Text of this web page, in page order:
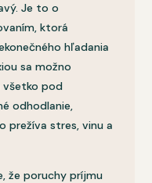
Je to o
ktorá
hľadania
sa možno
všetko pod
odhodlanie,
prežíva stres, vinu a
že poruchy príjmu